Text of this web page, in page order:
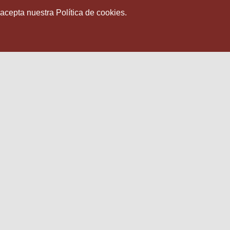
nuestra Política de cookies.